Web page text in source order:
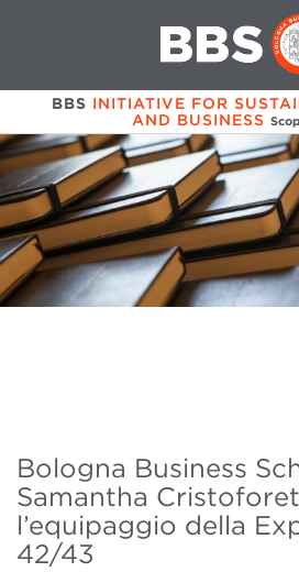
BBS INITIATIVE FOR
AND BUSINESS
Bologna Business
Samantha
l’equipaggio della
42/43